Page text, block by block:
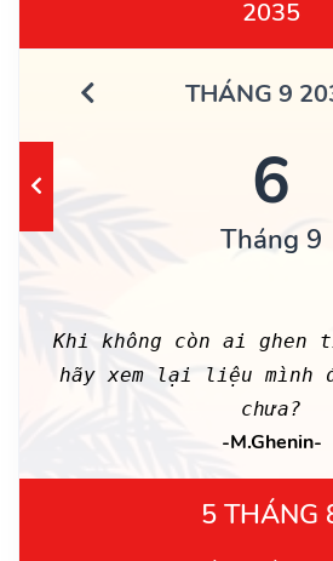
2035
THÁNG 9
6
Tháng 9
Khi không còn ai
hãy xem lại liệu mình
chưa?
-M.Ghenin-
5 THÁNG